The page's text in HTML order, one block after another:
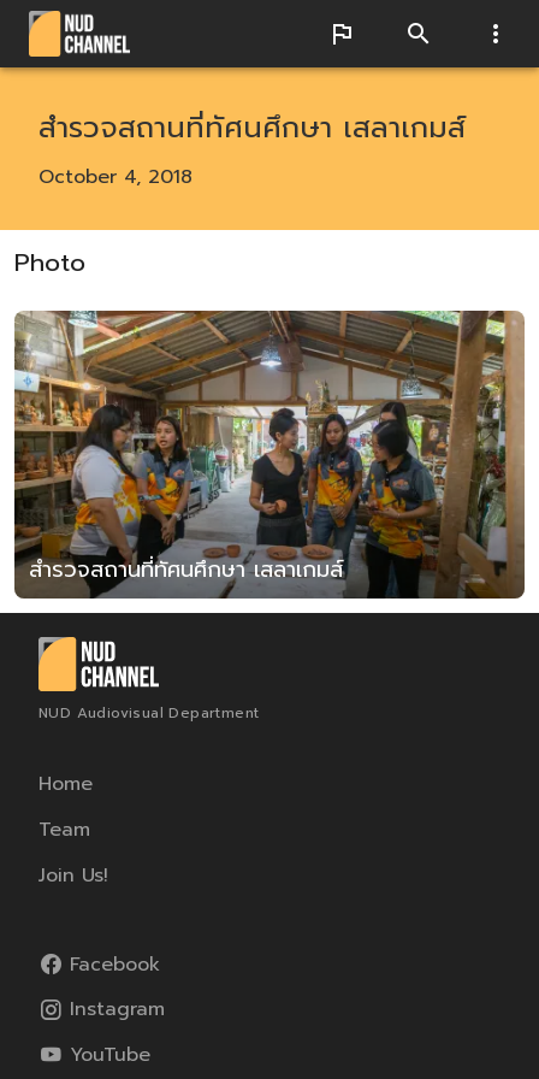
สำรวจสถานที่ทัศนศึกษา เสลาเกมส์
October 4, 2018
Photo
สำรวจสถานที่ทัศนศึกษา เสลาเกมส์
NUD Audiovisual Department
Home
Team
Join Us!
Facebook
Instagram
YouTube